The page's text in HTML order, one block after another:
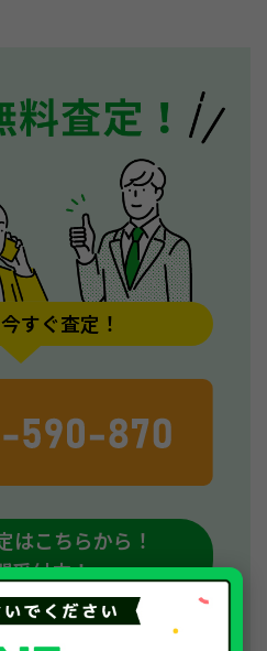
すぐ査定！
はこちらから！
受付中！